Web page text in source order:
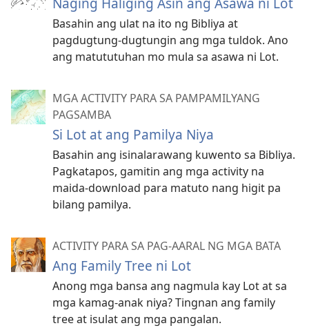
Basahin ang ulat na ito ng Bibliya at
pagdugtung-dugtungin ang mga tuldok. Ano
ang matututuhan mo mula sa asawa ni Lot.
MGA ACTIVITY PARA SA PAMPAMILYANG
PAGSAMBA
Si Lot at ang Pamilya Niya
Basahin ang isinalarawang kuwento sa Bibliya.
Pagkatapos, gamitin ang mga activity na
maida-download para matuto nang higit pa
bilang pamilya.
ACTIVITY PARA SA PAG-AARAL NG MGA BATA
Ang Family Tree ni Lot
Anong mga bansa ang nagmula kay Lot at sa
mga kamag-anak niya? Tingnan ang family
tree at isulat ang mga pangalan.